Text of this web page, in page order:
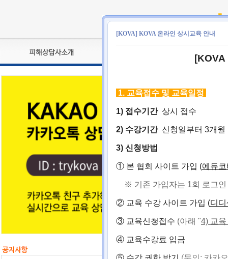
피해상담사란?
- 피해상담사 1급
- 피해상담사 2급
- 피해상담사 3급
- 전문수련기관
검정시험
자격심사
자격복원
[KOVA] KOVA 온라인 상시교육 안내
[KOVA
1. 교육접수 및 교육일정
1) 접수기간 상시 접수
2) 수강기간신청일부터 3개월
3) 신청방법
① 본 협회 사이트 가입 (에듀
※ 기존 가입자는 1회 로그
② 교육 수강 사이트 가입 (디
③ 교육신청접수 (아래 "4) 교
④ 교육수강료 입금